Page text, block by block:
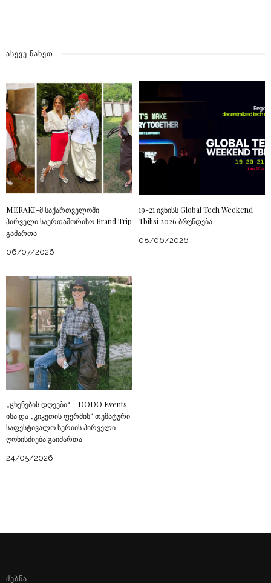
ᲐᲡᲔᲕᲔ ᲜᲐᲮᲔᲗ
MERAKI-მ საქართველოში
პირველი საერთაშორისო Brand Trip
გამართა
06/07/2026
19-21 ივნისს Global Tech Weekend
Tbilisi 2026 ბრუნდება
08/06/2026
„ცხენების დღეები“ – DODO Events-
ისა და „კიკეთის ფერმის“ თემატური
საფესტივალო სერიის პირველი
ღონისძიება გაიმართა
24/05/2026
ᲫᲔᲑᲜᲐ